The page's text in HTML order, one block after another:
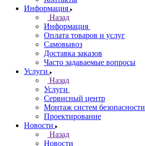
Информация
Назад
Информация
Оплата товаров и услуг
Самовывоз
Доставка заказов
Часто задаваемые вопросы
Услуги
Назад
Услуги
Сервисный центр
Монтаж систем безопасности
Проектирование
Новости
Назад
Новости